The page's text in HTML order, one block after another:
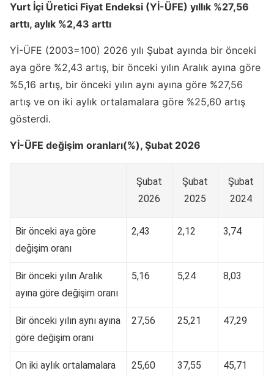
Yurt İçi Üretici Fiyat Endeksi (Yİ-ÜFE) yıllık %27,56
arttı, aylık %2,43 arttı
Yİ-ÜFE (2003=100) 2026 yılı Şubat ayında bir önceki
aya göre %2,43 artış, bir önceki yılın Aralık ayına göre
%5,16 artış, bir önceki yılın aynı ayına göre %27,56
artış ve on iki aylık ortalamalara göre %25,60 artış
gösterdi.
Yİ-ÜFE değişim oranları(%), Şubat 2026
Şubat
2026
Şubat
2025
Şubat
2024
Bir önceki aya göre
değişim oranı
2,43 2,12 3,74
Bir önceki yılın Aralık
ayına göre değişim oranı
5,16 5,24 8,03
Bir önceki yılın aynı ayına
göre değişim oranı
27,56 25,21 47,29
On iki aylık ortalamalara
25,60 37,55 45,71